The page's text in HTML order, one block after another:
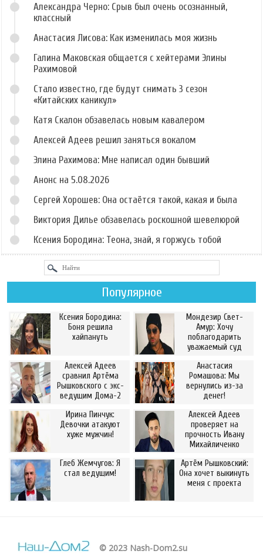
Александра Черно: Срыв был очень осознанный,
классный
Анастасия Лисова: Как изменилась моя жизнь
Галина Маковская общается с хейтерами Элины
Рахимовой
Стало известно, где будут снимать 3 сезон
«Китайских каникул»
Катя Скалон обзавелась новым кавалером
Алексей Адеев решил заняться вокалом
Элина Рахимова: Мне написал один бывший
Анонс на 5.08.2026
Сергей Хорошев: Она остаётся такой, какая и была
Виктория Дилье обзавелась роскошной шевелюрой
Ксения Бородина: Теона, знай, я горжусь тобой
Популярное
Ксения Бородина:
Боня решила
хайпануть
Мондезир Свет-
Амур: Хочу
поблагодарить
уважаемый суд
Алексей Адеев
сравнил Артёма
Рышковского с экс-
ведущим Дома-2
Анастасия
Ромашова: Мы
вернулись из-за
денег!
Ирина Пинчук:
Девочки атакуют
хуже мужчин!
Алексей Адеев
проверяет на
прочность Ивану
Михайличенко
Глеб Жемчугов: Я
стал ведущим!
Артём Рышковский:
Она хочет выкинуть
меня с проекта
© 2023 Nash-Dom2.su